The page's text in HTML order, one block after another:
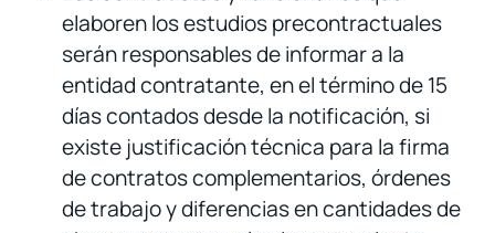
elaboren los estudios precontractuales
serán responsables de informar a la
entidad contratante, en el término de 15
días contados desde la notificación, si
existe justificación técnica para la firma
de contratos complementarios, órdenes
de trabajo y diferencias en cantidades de